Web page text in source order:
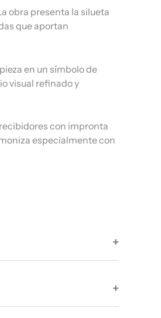
obra presenta la silueta
que aportan
en un símbolo de
visual refinado y
con impronta
especialmente con